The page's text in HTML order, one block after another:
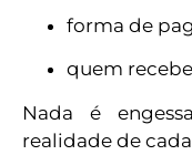
forma de
quem
Nada é
realidade de